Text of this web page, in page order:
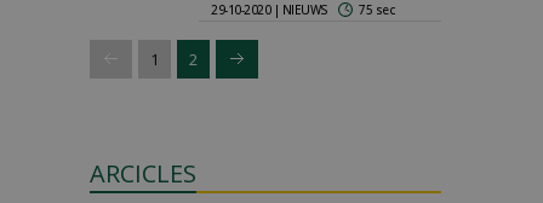
29-10-2020 | NIEUWS 75 sec
1 2
ARCICLES